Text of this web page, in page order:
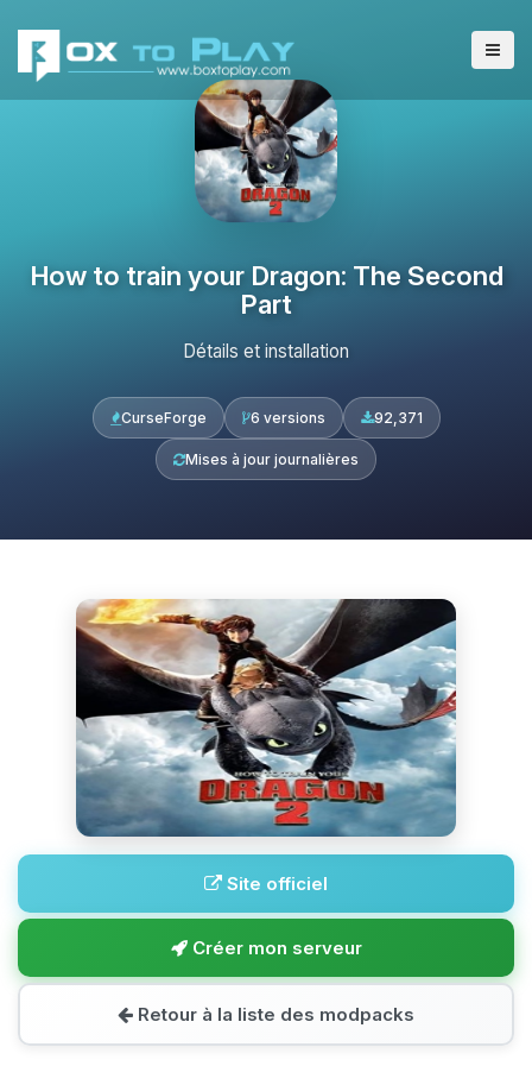
How to train your Dragon: The Second
Part
Détails et installation
CurseForge 6 versions 92,371
Mises à jour journalières
Site officiel
Créer mon serveur
Retour à la liste des modpacks